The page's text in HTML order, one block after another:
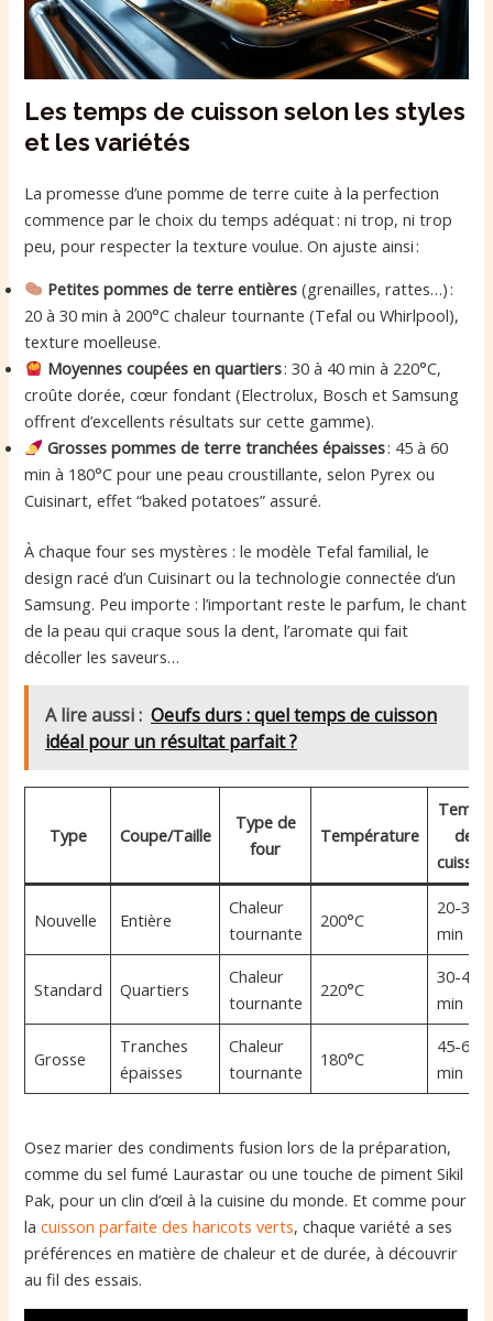
Les temps de cuisson selon les styles
et les variétés
La promesse d’une pomme de terre cuite à la perfection
commence par le choix du temps adéquat : ni trop, ni trop
peu, pour respecter la texture voulue. On ajuste ainsi :
Petites pommes de terre entières (grenailles, rattes…) :
20 à 30 min à 200°C chaleur tournante (Tefal ou Whirlpool),
texture moelleuse.
Moyennes coupées en quartiers: 30 à 40 min à 220°C,
croûte dorée, cœur fondant (Electrolux, Bosch et Samsung
offrent d’excellents résultats sur cette gamme).
Grosses pommes de terre tranchées épaisses: 45 à 60
min à 180°C pour une peau croustillante, selon Pyrex ou
Cuisinart, effet “baked potatoes” assuré.
À chaque four ses mystères : le modèle Tefal familial, le
design racé d’un Cuisinart ou la technologie connectée d’un
Samsung. Peu importe : l’important reste le parfum, le chant
de la peau qui craque sous la dent, l’aromate qui fait
décoller les saveurs…
A lire aussi : Oeufs durs : quel temps de cuisson
idéal pour un résultat parfait ?
Type Coupe/Taille
Type de
four
Température
Temps
de
cuisson
Nouvelle Entière
Chaleur
tournante
200°C
20-30
min
Standard Quartiers
Chaleur
tournante
220°C
30-40
min
Grosse
Tranches
épaisses
Chaleur
tournante
180°C
45-60
min
Osez marier des condiments fusion lors de la préparation,
comme du sel fumé Laurastar ou une touche de piment Sikil
Pak, pour un clin d’œil à la cuisine du monde. Et comme pour
lacuisson parfaite des haricots verts, chaque variété a ses
préférences en matière de chaleur et de durée, à découvrir
au fil des essais.